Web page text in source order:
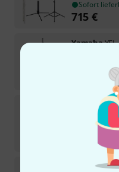
Sofort
715 €
Yamaha
Sofort
Yamaha
Sofort
Yamaha